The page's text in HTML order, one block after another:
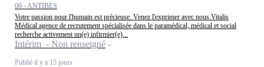
06 - ANTIBES
Votre passion pour l'humain est précieuse. Venez l'exprimer avec nous.Vitalis
Médical agence de recrutement spécialisée dans le paramédical, médical et social
recherche activement un(e) infirmier(e)...
Intérim - Non renseigné
Publié il y a 15 jours